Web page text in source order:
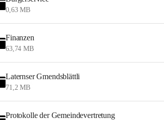
0,63 MB
Finanzen
63,74 MB
Laternser Gmendsblättli
71,2 MB
Protokolle der Gemeindevertretung